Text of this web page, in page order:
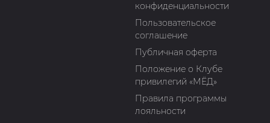
конфиденциальности
Пользовательское
соглашение
Публичная оферта
Положение о Клубе
привилегий «МЁД»
Правила программы
лояльности